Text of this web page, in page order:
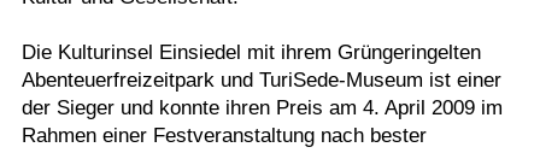
Die Kulturinsel Einsiedel mit ihrem Grüngeringelten
Abenteuerfreizeitpark und TuriSede-Museum ist einer
der Sieger und konnte ihren Preis am 4. April 2009 im
Rahmen einer Festveranstaltung nach bester